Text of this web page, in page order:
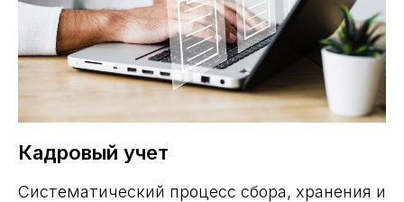
Кадровый учет
Систематический процесс сбора, хранения и